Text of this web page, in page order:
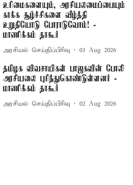
உரிமைகளையும், அரசியலமைப்பையும்
காக்க சூழ்ச்சிகளை வீழ்த்தி
உறுதியோடு போராடுவோம்! -
மாணிக்கம் தாகூர்
அரசியல் செய்திப்பிரிவு 03 Aug 2026
தமிழக விவசாயிகள் பாஜகவின் போலி
அரசியலை புரிந்துகொண்டுள்ளனர் -
மாணிக்கம் தாகூர்
அரசியல் செய்திப்பிரிவு 02 Aug 2026